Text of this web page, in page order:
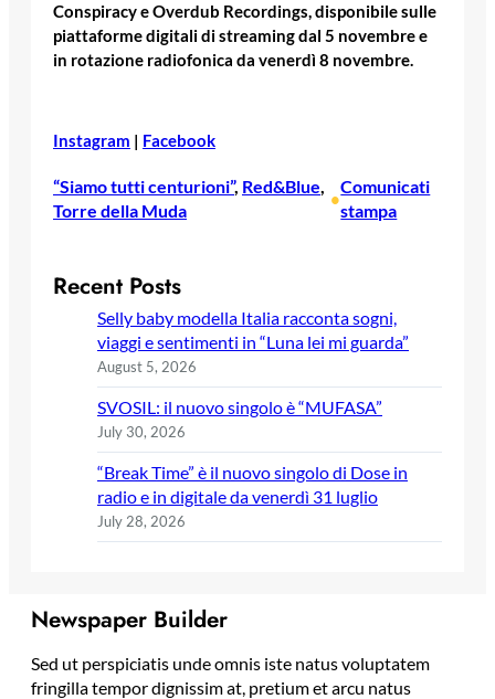
Conspiracy e Overdub Recordings, disponibile sulle
piattaforme digitali di streaming dal 5 novembre e
in rotazione radiofonica da venerdì 8 novembre.
Instagram Facebook
“Siamo tutti centurioni”, Red&Blue
Torre della Muda
•
Comunicati
stampa
Recent Posts
Selly baby modella Italia racconta sogni,
viaggi e sentimenti in “Luna lei mi guarda”
August 5, 2026
SVOSIL: il nuovo singolo è “MUFASA”
July 30, 2026
“Break Time” è il nuovo singolo di Dose in
radio e in digitale da venerdì 31 luglio
July 28, 2026
Newspaper Builder
Sed ut perspiciatis unde omnis iste natus voluptatem
fringilla tempor dignissim at, pretium et arcu natus